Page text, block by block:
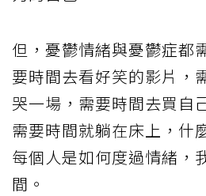
但，憂鬱情緒與憂鬱症都
要時間去看好笑的影片，
哭一場，需要時間去買自
需要時間就躺在床上，什
每個人是如何度過情緒，
間。